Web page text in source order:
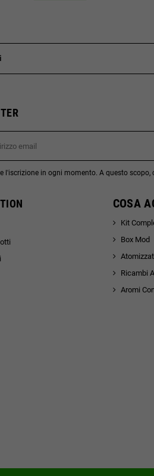
l'iscrizione in ogni momento. A questo
COSA
Kit
Box Mod
Ricambi
Aromi